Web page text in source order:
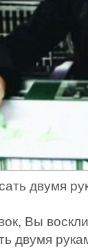
двумя
Вы
двумя